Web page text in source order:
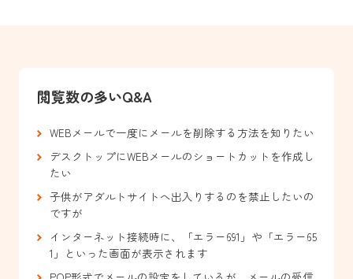
閲覧数の多いQ&A
WEBメールで一度にメールを削除する方法を知りたい
デスクトップにWEBメールのショートカットを作成し
たい
子供がアダルトサイトへ出入りするのを禁止したいの
ですが
インターネット接続時に、「エラー691」や「エラー65
1」といった画面が表示されます